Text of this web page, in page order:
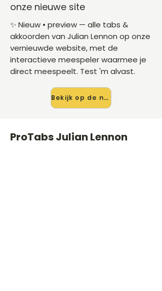
onze nieuwe site
✨ Nieuw • preview — alle tabs &
akkoorden van Julian Lennon op onze
vernieuwde website, met de
interactieve meespeler waarmee je
direct meespeelt. Test 'm alvast.
Bekijk op de nieuwe site →
ProTabs Julian Lennon